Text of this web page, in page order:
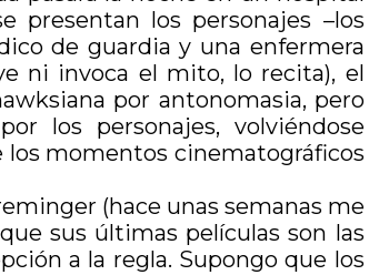
presentan los personajes –los
de guardia y una enfermera
ni invoca el mito, lo recita), el
por antonomasia, pero
los personajes, volviéndose
los momentos cinematográficos
(hace unas semanas me
sus últimas películas son las
a la regla. Supongo que los